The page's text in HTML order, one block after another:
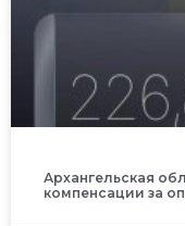
Архангельская
компенсации за